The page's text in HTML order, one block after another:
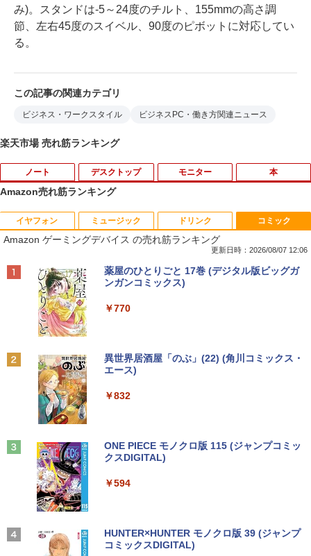
み)。スタンドは-5～24度のチルト、155mmの高さ調
節、左右45度のスイベル、90度のピボットに対応してい
る。
この記事の関連カテゴリ
ビジネス・ワークスタイル ビジネスPC・働き方関連ニュース
楽天市場 売れ筋ランキング
ノート
1
中古ノートパソコンDell Latitude 5320
2-in-1 5320-con 【中古】 Dell Latitude
5320 2-in-1 中古ノートパソコンCore i5
n-1 中古ノートパソコンCore i5 Win11 P
ro 64bit
￥19,000
中古ノートパソコン インテル Celeron C
ore i5 Windows11 Pro Office 2024付き
B/1TB選択可 15.6型 テンキー ビジネス
￥11,980
タブレットPC 13.3インチ SSD128GB メ
モリ8GB Core i3 第8世代 Microsoft Off
デスクトップ
1
中古パソコン HP Z230 SFF Workstatio
n CPU Intel Xeon E3-1231v3-3.40Ghz
メモリ8GB SSD256GB DVDROM デスク
本体 高速SSD ウインドウズ10 Windows
11 中古デスクトップ 中古pc win10 中古
【全品最大2500円OFFクーポン】【22イ
ウスセット】HP EliteDesk 800 G1 SFF
USB3.0 デスクトップ PC 中古 PC
osoft office付き デスクトップパソコン
中古デスクトップ 第8世代 メモリ8GB S
モニター
1
Yoothi 互換品 液晶 15.6インチ NV156F
HM-N41 NV156FHM-N42 NV156FHM-N
43 NV156FHM-N46 NV156FHM-N47 NV
PS LED LCD 液晶ディスプレイ 修理交換
用液晶パネル
￥9,250
＼500円OFFクーポンあり！／ モバイル
モニター 15.6インチ 1080PフルHD ディ
ター サブモニター ゲーミングモニター
￥9,480
グレア フルHD 75Hz ブルーライト軽減
パネル 178度 広角 高解像度目に優しいフ
本
1
獣医腫瘍学テキスト 第2版[本/雑誌] / 日
本獣医がん学会/著 日本獣医がん学会獣医
腫瘍科認定医認定委員会/監修
￥19,800
円をつくった超レバレッジ投資の極意 [
宮脇 さき ]
3
コレクション・台湾のモダニズム（第6
巻） 衛生と病院 [ 鈴木哲造 ]
和山やま作品4冊セット 小冊子＆アクリ
ルスタンド付き特装版 （ビームコミック
Amazon売れ筋ランキング
イヤフォン
Anker Soundcore P40i オフホワイト
Anker Soundcore P31i ブラック
Anker Soundcore Liberty 5 ミッドナイトブ
ラック
￥14,990
【2026年アップグレード版】AOKIMI ワイヤ
レスイヤホン bluetooth イヤホン V12 小型
ミュージック
BRUCE WAYNE feat. Flo Milli, ATL Jacob
[Explicit]
￥250
BRUCE WAYNE feat. Flo Milli, ATL Jacob
[Explicit]
￥250
On My Road (Stadium ver.)
On My Road (Stadium ver.)
ドリンク
【Amazon.co.jp限定】 い・ろ・は・す 2L P
ET ラベルレス ×8本
￥1,112
by Amazon 天然水 ラベルレス 500ml ×24本
富士山の天然水 バナジウム含有 水 ミネラル
ットル (Smart Basic)
by Amazon 天然水ラベルレス 2L×9本
￥1,117
by Amazon 炭酸水 ラベルレス 500ml ×24本
コミック
Amazon ゲーミングデバイス の売れ筋ランキング
更新日時：2026/08/07 12:06
薬屋のひとりごと 17巻 (デジタル版ビッグガ
ンガンコミックス)
￥770
異世界居酒屋「のぶ」(22) (角川コミックス・
エース)
￥832
ONE PIECE モノクロ版 115 (ジャンプコミッ
クスDIGITAL)
￥594
HUNTER×HUNTER モノクロ版 39 (ジャンプ
コミックスDIGITAL)